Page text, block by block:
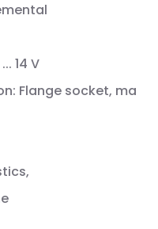
14 V
Flange socket, ma